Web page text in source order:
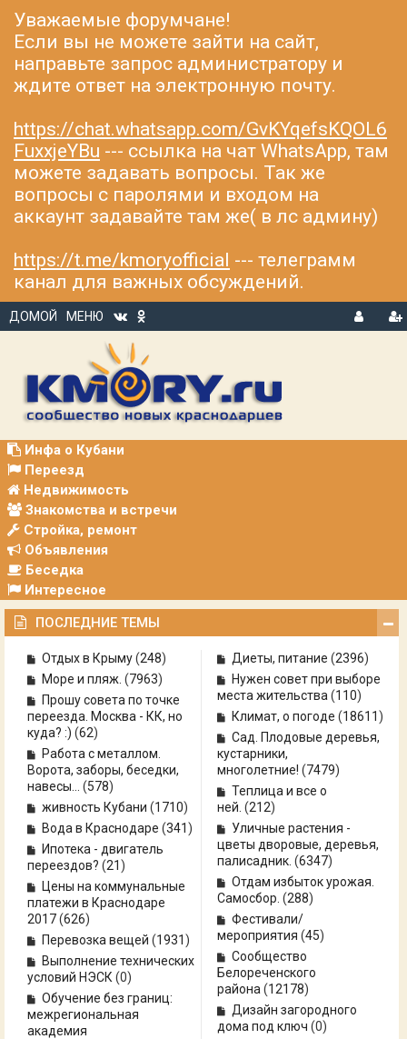
Уважаемые форумчане!
Если вы не можете зайти на сайт,
направьте запрос администратору и
ждите ответ на электронную почту.
https://chat.whatsapp.com/GvKYqefsKQOL6
FuxxjeYBu --- ссылка на чат WhatsApp, там
можете задавать вопросы. Так же
вопросы с паролями и входом на
аккаунт задавайте там же( в лс админу)
https://t.me/kmoryofficial --- телеграмм
канал для важных обсуждений.
ДОМОЙ
МЕНЮ
В
Р
Инфа о Кубани
Переезд
Недвижимость
Знакомства и встречи
Стройка, ремонт
Объявления
Беседка
Интересное
ПОСЛЕДНИЕ ТЕМЫ
Отдых в Крыму(248)
Море и пляж. (7963)
Прошу совета по точке
переезда. Москва - КК, но
куда? :) (62)
Работа с металлом.
Ворота, заборы, беседки,
навесы... (578)
живность Кубани (1710)
Вода в Краснодаре (341)
Ипотека - двигатель
переездов? (21)
Цены на коммунальные
платежи в Краснодаре
2017(626)
Перевозка вещей (1931)
Выполнение технических
условий НЭСК (0)
Обучение без границ:
межрегиональная
академия
Диеты, питание(2396)
Нужен совет при выборе
места жительства(110)
Климат, о погоде(18611)
Сад. Плодовые деревья,
кустарники,
многолетние!(7479)
Теплица и все о
ней.(212)
Уличные растения -
цветы дворовые, деревья,
палисадник.(6347)
Отдам избыток урожая.
Самосбор.(288)
Фестивали/
мероприятия(45)
Сообщество
Белореченского
района(12178)
Дизайн загородного
дома под ключ(0)